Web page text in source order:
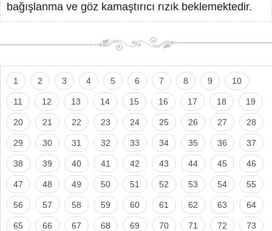
bağışlanma ve göz kamaştırıcı rızık beklemektedir.
1 2 3 4 5 6 7 8 9 10
11 12 13 14 15 16 17 18 19
20 21 22 23 24 25 26 27 28
29 30 31 32 33 34 35 36 37
38 39 40 41 42 43 44 45 46
47 48 49 50 51 52 53 54 55
56 57 58 59 60 61 62 63 64
65 66 67 68 69 70 71 72 73